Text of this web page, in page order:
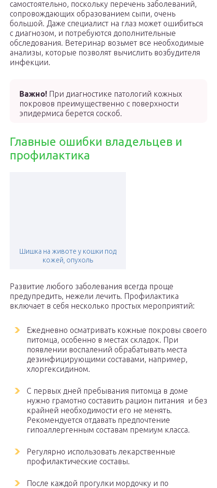
самостоятельно, поскольку перечень заболеваний,
сопровождающих образованием сыпи, очень
большой. Даже специалист на глаз может ошибиться
с диагнозом, и потребуются дополнительные
обследования. Ветеринар возьмет все необходимые
анализы, которые позволят вычислить возбудителя
инфекции.
Важно! При диагностике патологий кожных
покровов преимущественно с поверхности
эпидермиса берется соскоб.
Главные ошибки владельцев и
профилактика
Шишка на животе у кошки под
кожей, опухоль
Развитие любого заболевания всегда проще
предупредить, нежели лечить. Профилактика
включает в себя несколько простых мероприятий:
Ежедневно осматривать кожные покровы своего
питомца, особенно в местах складок. При
появлении воспалений обрабатывать места
дезинфицирующими составами, например,
хлоргексидином.
С первых дней пребывания питомца в доме
нужно грамотно составить рацион питания и без
крайней необходимости его не менять.
Рекомендуется отдавать предпочтение
гипоаллергенным составам премиум класса.
Регулярно использовать лекарственные
профилактические составы.
После каждой прогулки мордочку и по